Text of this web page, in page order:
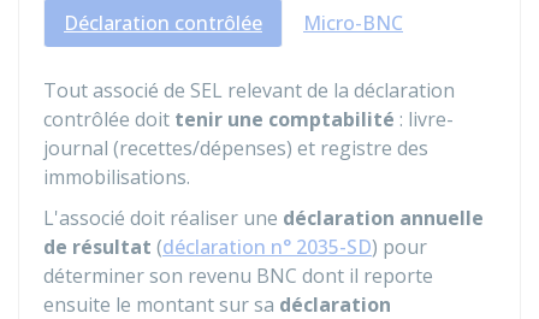
Déclaration contrôlée Micro-BNC
Tout associé de SEL relevant de la déclaration
contrôlée doit tenir une comptabilité : livre-
journal (recettes/dépenses) et registre des
immobilisations.
L'associé doit réaliser une déclaration annuelle
de résultat (déclaration n° 2035-SD) pour
déterminer son revenu BNC dont il reporte
ensuite le montant sur sa déclaration